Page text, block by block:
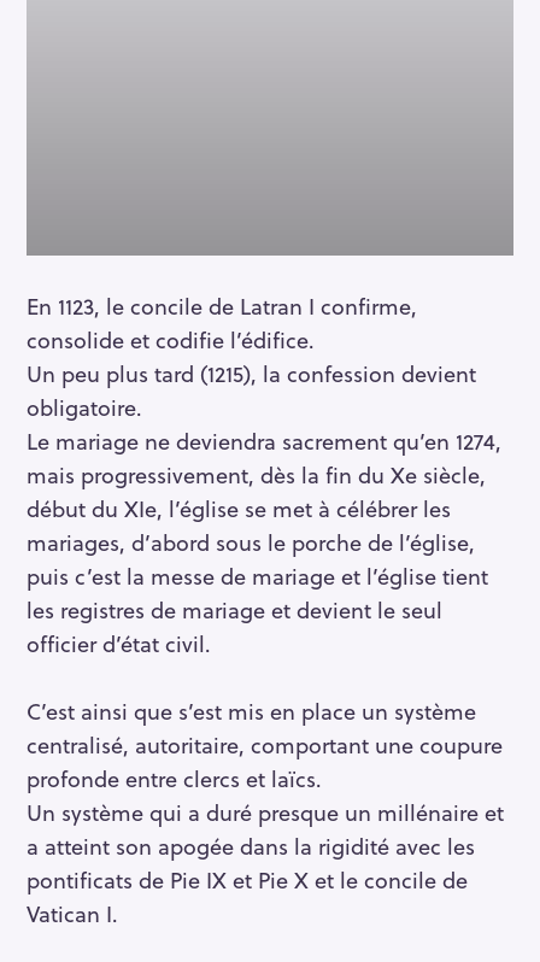
En 1123, le concile de Latran I confirme,
consolide et codifie l’édifice.
Un peu plus tard (1215), la confession devient
obligatoire.
Le mariage ne deviendra sacrement qu’en 1274,
mais progressivement, dès la fin du Xe siècle,
début du XIe, l’église se met à célébrer les
mariages, d’abord sous le porche de l’église,
puis c’est la messe de mariage et l’église tient
les registres de mariage et devient le seul
officier d’état civil.
C’est ainsi que s’est mis en place un système
centralisé, autoritaire, comportant une coupure
profonde entre clercs et laïcs.
Un système qui a duré presque un millénaire et
a atteint son apogée dans la rigidité avec les
pontificats de Pie IX et Pie X et le concile de
Vatican I.
: